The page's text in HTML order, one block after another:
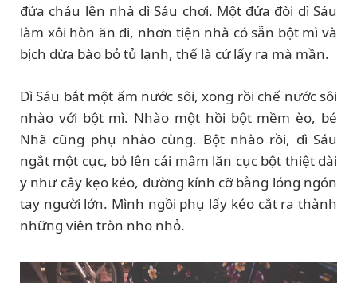
đứa cháu lên nhà dì Sáu chơi. Một đứa đòi dì Sáu
làm xôi hòn ăn đi, nhơn tiện nhà có sẵn bột mì và
bịch dừa bào bỏ tủ lạnh, thế là cứ lấy ra mà mần.
Dì Sáu bắt một ấm nước sôi, xong rồi chế nước sôi
nhào với bột mì. Nhào một hồi bột mềm èo, bé
Nhã cũng phụ nhào cùng. Bột nhào rồi, dì Sáu
ngắt một cục, bỏ lên cái mâm lăn cục bột thiệt dài
y như cây kẹo kéo, đường kính cỡ bằng lóng ngón
tay người lớn. Mình ngồi phụ lấy kéo cắt ra thành
những viên tròn nho nhỏ.